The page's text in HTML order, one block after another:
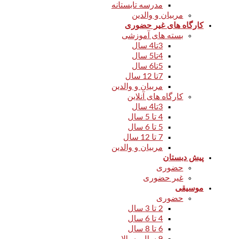
مدرسه تابستانه
مربیان و والدین
کارگاه های غیر حضوری
بسته های آموزشی
3تا4 سال
4تا5 سال
5تا6 سال
7تا 12 سال
مربیان و والدین
کارگاه های آنلاین
3تا4 سال
4 تا 5 سال
5 تا 6 سال
7 تا 12 سال
مربیان و والدین
پیش دبستان
حضوری
غیر حضوری
موسیقی
حضوری
2 تا 3 سال
4 تا 6 سال
6 تا 8 سال